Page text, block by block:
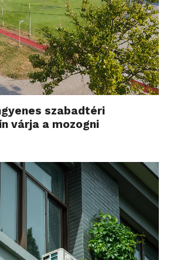
szabadtéri
várja a mozogni